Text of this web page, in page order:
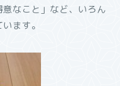
意なこと」など、いろん
ます。